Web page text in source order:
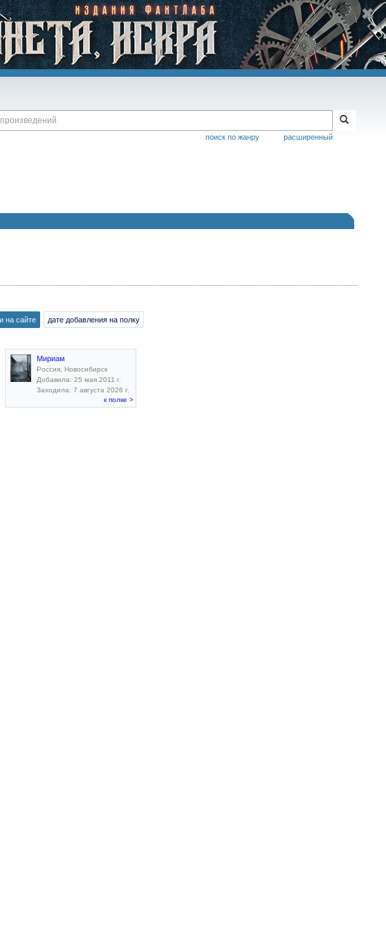
расширенный
поиск по жанру
на сайте дате добавления на полку
Мириам
Россия, Новосибирск
Добавила: 25 мая 2011 г.
Заходила: 7 августа 2026 г.
к полке >